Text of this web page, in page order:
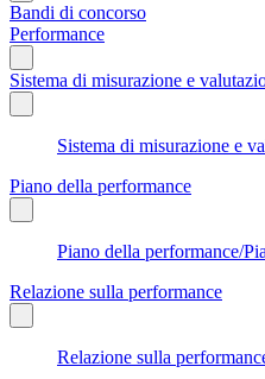
Bandi di concorso
Performance
Sistema di misurazione e
Sistema di misurazione e
Piano della performance
Piano della performance/
Relazione sulla performance
Relazione sulla